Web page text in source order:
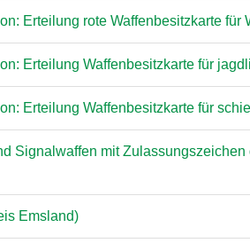
Erteilung rote Waffenbesitzkarte
Erteilung Waffenbesitzkarte für
Erteilung Waffenbesitzkarte für
Signalwaffen mit
Emsland)